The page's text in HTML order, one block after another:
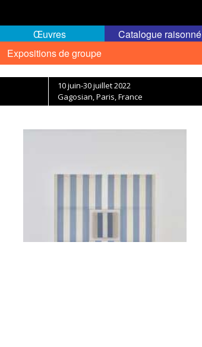
Expositions de groupe
Œuvres Catalogue raisonné
10 juin-30 juillet 2022
Gagosian, Paris, France